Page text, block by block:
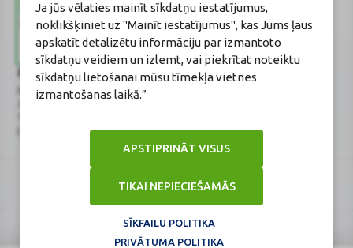
Ja jūs vēlaties mainīt sīkdatņu iestatījumus,
noklikšķiniet uz "Mainīt iestatījumus", kas Jums ļaus
apskatīt detalizētu informāciju par izmantoto
sīkdatņu veidiem un izlemt, vai piekrītat noteiktu
sīkdatņu lietošanai mūsu tīmekļa vietnes
izmantošanas laikā.”
TIKAI NEPIECIEŠAMĀS
APSTIPRINĀT VISUS
SĪKFAILU POLITIKA
PRIVĀTUMA POLITIKA
Zāļu valsts aģentūra
www.zva.gov.lv
E-pasts: info@zva.gov.lv
Veselības inspekcija
E-pasts: vi@vi.gov.lv